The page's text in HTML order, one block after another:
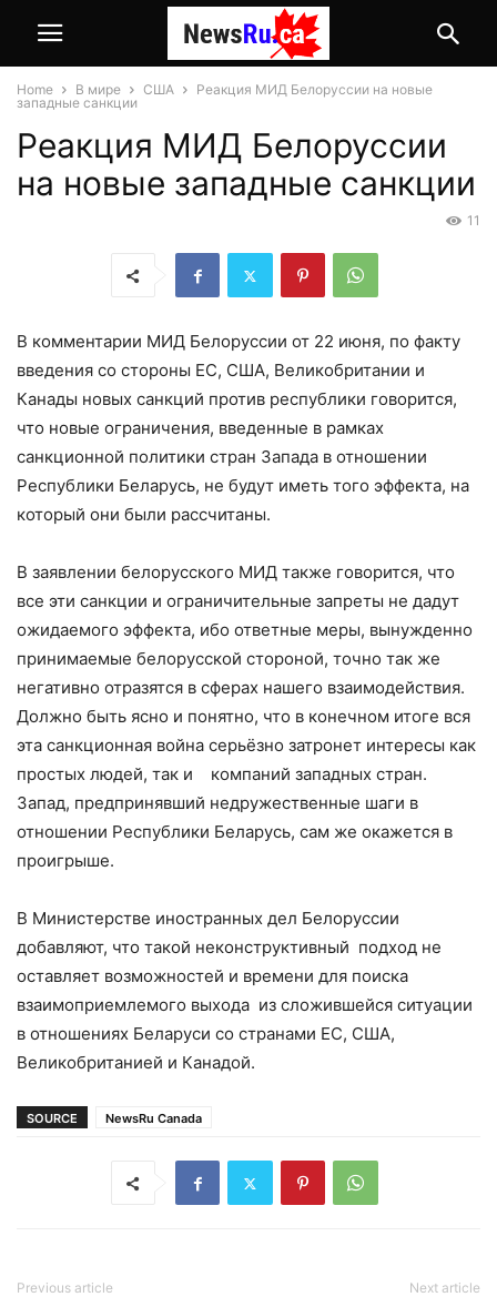
Home В мире США
Реакция МИД Белоруссии на новые
западные санкции
Реакция МИД Белоруссии
на новые западные санкции
11
В комментарии МИД Белоруссии от 22 июня, по факту
введения со стороны ЕС, США, Великобритании и
Канады новых санкций против республики говорится,
что новые ограничения, введенные в рамках
санкционной политики стран Запада в отношении
Республики Беларусь, не будут иметь того эффекта, на
который они были рассчитаны.
В заявлении белорусского МИД также говорится, что
все эти санкции и ограничительные запреты не дадут
ожидаемого эффекта, ибо ответные меры, вынужденно
принимаемые белорусской стороной, точно так же
негативно отразятся в сферах нашего взаимодействия.
Должно быть ясно и понятно, что в конечном итоге вся
эта санкционная война серьёзно затронет интересы как
простых людей, так и компаний западных стран.
Запад, предпринявший недружественные шаги в
отношении Республики Беларусь, сам же окажется в
проигрыше.
В Министерстве иностранных дел Белоруссии
добавляют, что такой неконструктивный подход не
оставляет возможностей и времени для поиска
взаимоприемлемого выхода из сложившейся ситуации
в отношениях Беларуси со странами ЕС, США,
Великобританией и Канадой.
SOURCE NewsRu Canada
Previous article Next article